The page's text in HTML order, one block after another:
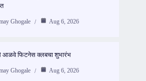
Ghogale Aug 6, 2026
फिटनेस क्लबचा शुभारंभ
Ghogale Aug 6, 2026